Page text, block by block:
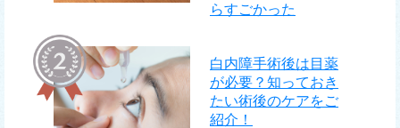
らすごかった
白内障手術後は目薬
が必要？知っておき
たい術後のケアをご
紹介！